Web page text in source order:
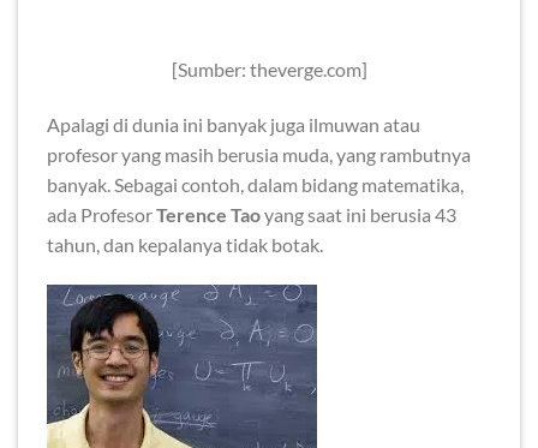
[Sumber: theverge.com]
Apalagi di dunia ini banyak juga ilmuwan atau
profesor yang masih berusia muda, yang rambutnya
banyak. Sebagai contoh, dalam bidang matematika,
ada ProfesorTerence Taoyang saat ini berusia 43
tahun, dan kepalanya tidak botak.